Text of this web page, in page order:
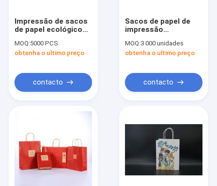
Sobre nós
Excursão da fábrica
Impressão de sacos
de papel ecológico
torcidas
MOQ:5000 PCS
obtenha o ultimo preço
contacto
Sacos de papel de
impressão
dobrável Sacos de
papel personalizados
MOQ:3 000 unidades
obtenha o ultimo preço
contacto